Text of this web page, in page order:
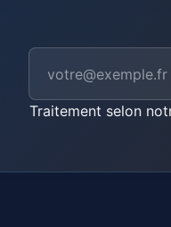
Traitement selon